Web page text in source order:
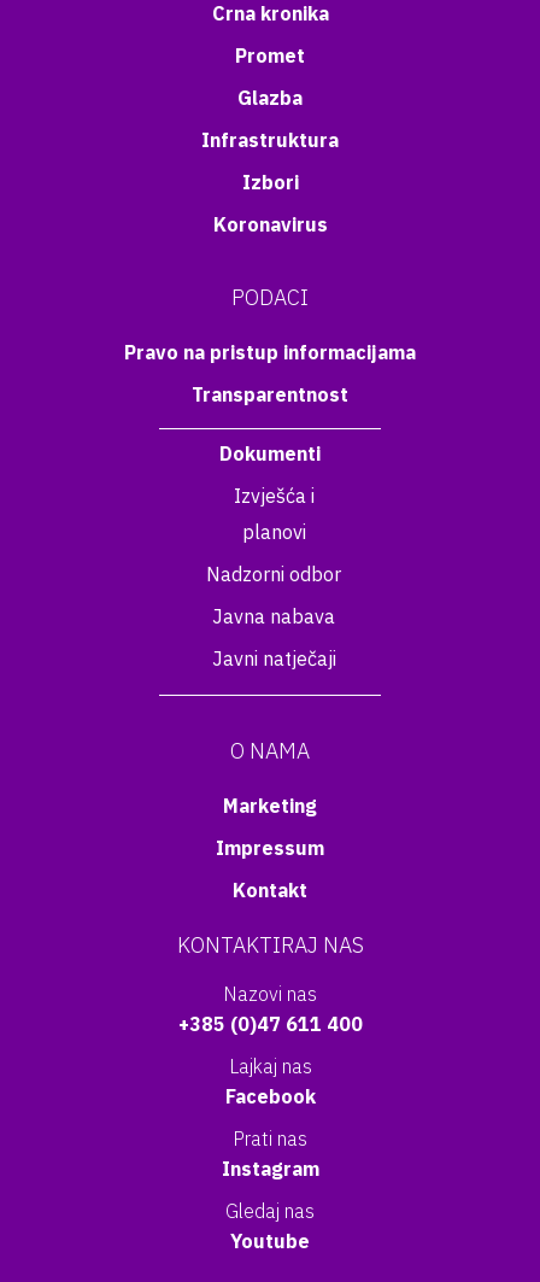
Crna kronika
Promet
Glazba
Infrastruktura
Izbori
Koronavirus
PODACI
Pravo na pristup informacijama
Transparentnost
Dokumenti
Izvješća i
planovi
Nadzorni odbor
Javna nabava
Javni natječaji
O NAMA
Marketing
Impressum
Kontakt
KONTAKTIRAJ NAS
Nazovi nas
+385 (0)47 611 400
Lajkaj nas
Facebook
Prati nas
Instagram
Gledaj nas
Youtube